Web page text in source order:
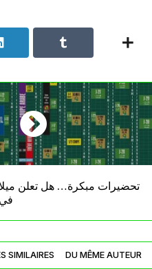
تحضيرات مبكرة… هل تعلن
في
SIMILAIRES DU MÊME AUTEUR